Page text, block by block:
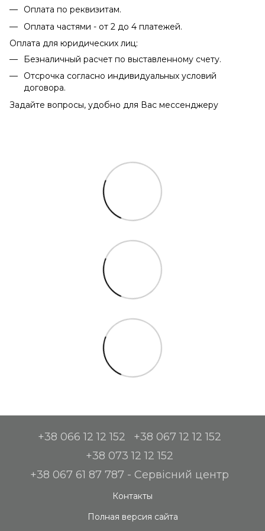
Оплата по реквизитам.
Оплата частями - от 2 до 4 платежей.
Оплата для юридических лиц:
Безналичный расчет по выставленному счету.
Отсрочка согласно индивидуальных условий
договора.
Задайте вопросы, удобно для Вас мессенджеру
+38 066 12 12 152
+38 067 12 12 152
+38 073 12 12 152
+38 067 61 87 787 - Сервісний центр
Контакты
Полная версия сайта